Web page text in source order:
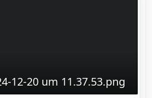
12-20 um 11.37.53.png